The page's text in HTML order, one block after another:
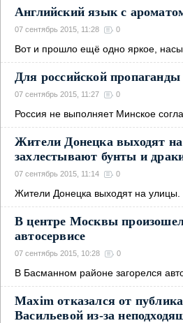
Английский язык с
07 сентябрь 2015, 11:28 0
Вот и прошло ещё одно яркое,
Для российской
07 сентябрь 2015, 11:27 0
Россия не выполняет Минское
Жители Донецка выходят
захлестывают бунты и
07 сентябрь 2015, 11:14 0
Жители Донецка выходят на
В центре Москвы
автосервисе
07 сентябрь 2015, 10:28 0
В Басманном районе загорелся
Maxim отказался от
Васильевой из-за